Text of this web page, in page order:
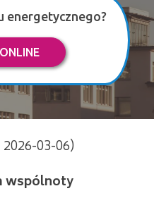
energetycznego?
03-06)